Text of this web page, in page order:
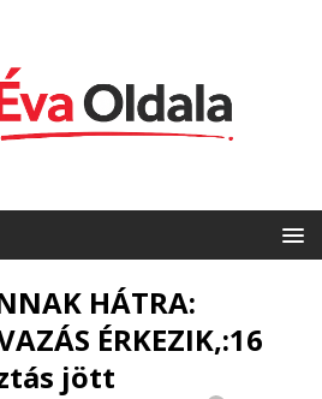
HÁTRA:
ÉRKEZIK,:16
jött